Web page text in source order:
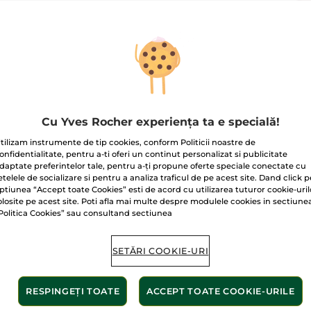
uleiuri preţioase
75 ml
(1516)
Lei / 1l
Lei 229.00 Lei
Cremă BB hidratantă
SPF 50
Tub 40 ml - 4 culori
(79)
162.50 Lei / 100ml
65.00 Lei 85.00 Lei
ALEGEȚI
CULOAREA (4)
2.253.34
-34% -32%
Cu Yves Rocher experiența ta e specială!
instrumente de tip cookies, conform Politicii noastre de
pentru a-ti oferi un continut personalizat si publicitate
preferintelor tale, pentru a-ți propune oferte speciale conectate cu
de socializare si pentru a analiza traficul de pe acest site. Dand click
“Accept toate Cookies” esti de acord cu utilizarea tuturor cookie-
pe acest site. Poti afla mai multe despre modulele cookies in
Cookies” sau consultand sectiunea
SETĂRI COOKIE-URI
RESPINGEȚI TOATE ACCEPT TOATE COOKIE-URILE